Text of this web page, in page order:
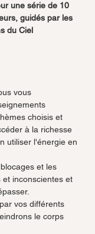
une série de 10
guidés par les
du Ciel
vous
choisis et
à la richesse
utiliser l'énergie en
et les
inconscientes et
vos différents
le corps